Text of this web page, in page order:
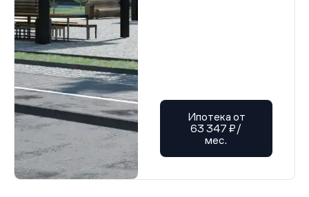
Ипотека от
63 347 ₽/
мес.